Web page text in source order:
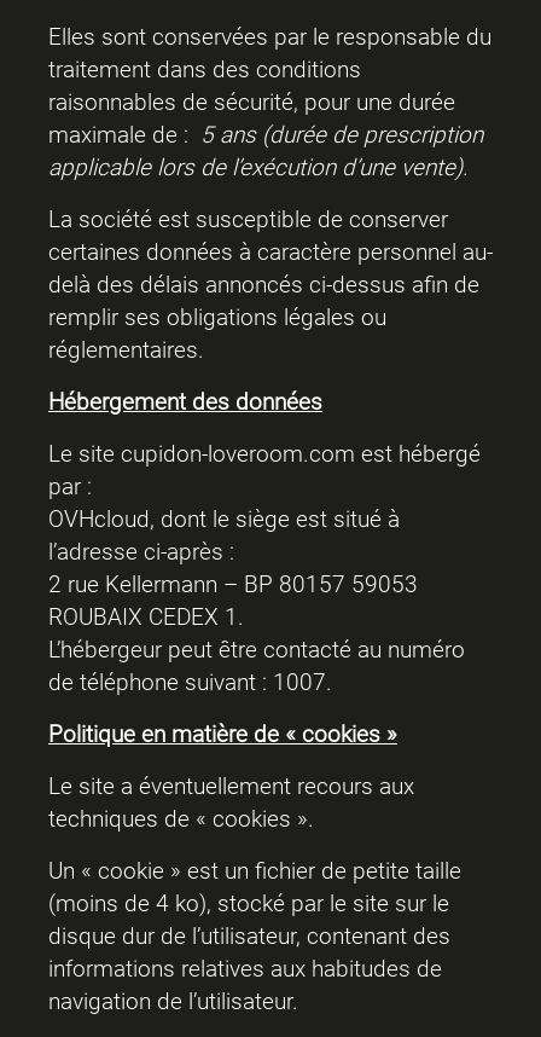
Elles sont conservées par le responsable du
traitement dans des conditions
raisonnables de sécurité, pour une durée
maximale de : 5 ans (durée de prescription
applicable lors de l’exécution d’une vente).
La société est susceptible de conserver
certaines données à caractère personnel au-
delà des délais annoncés ci-dessus afin de
remplir ses obligations légales ou
réglementaires.
Hébergement des données
Le site cupidon-loveroom.com est hébergé
par :
OVHcloud, dont le siège est situé à
l’adresse ci-après :
2 rue Kellermann – BP 80157 59053
ROUBAIX CEDEX 1.
L’hébergeur peut être contacté au numéro
de téléphone suivant : 1007.
Politique en matière de « cookies »
Le site a éventuellement recours aux
techniques de « cookies ».
Un « cookie » est un fichier de petite taille
(moins de 4 ko), stocké par le site sur le
disque dur de l’utilisateur, contenant des
informations relatives aux habitudes de
navigation de l’utilisateur.